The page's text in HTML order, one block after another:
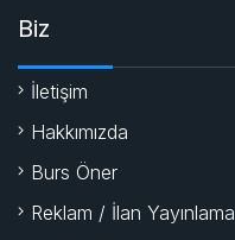
Biz
İletişim
Hakkımızda
Burs Öner
Reklam / İlan Yayınlama